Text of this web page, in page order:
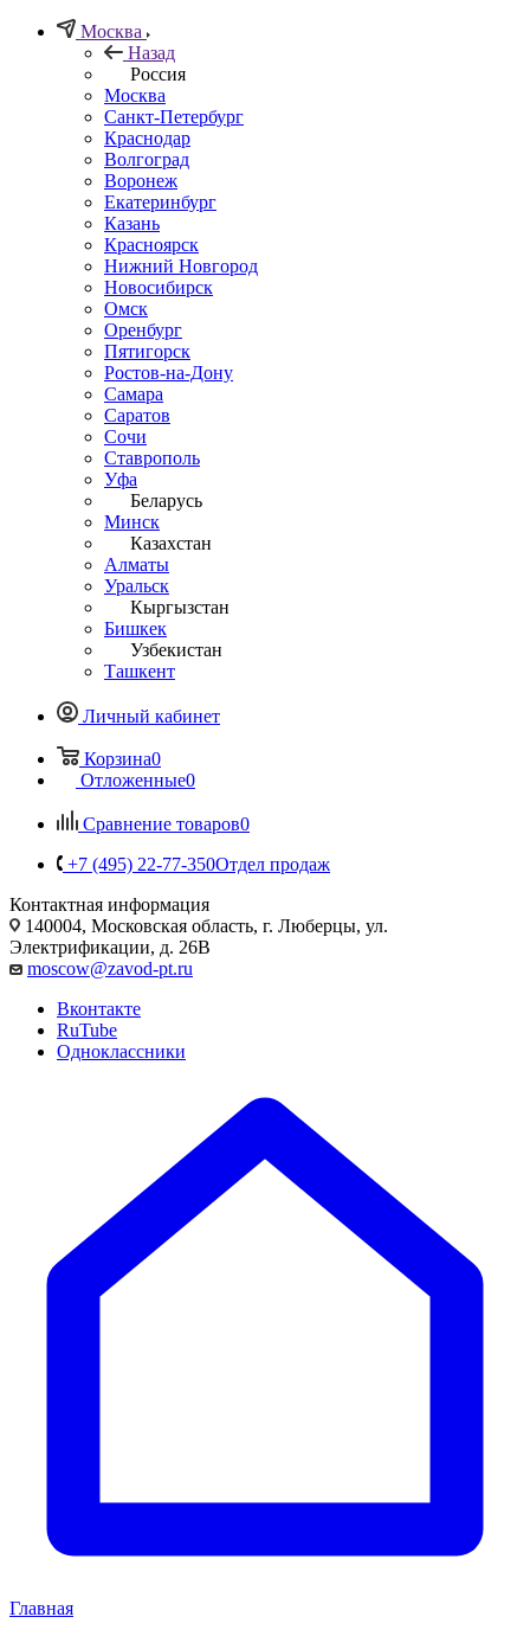
Москва
Назад
Россия
Москва
Санкт-Петербург
Краснодар
Волгоград
Воронеж
Екатеринбург
Казань
Красноярск
Нижний Новгород
Новосибирск
Омск
Оренбург
Пятигорск
Ростов-на-Дону
Самара
Саратов
Сочи
Ставрополь
Уфа
Беларусь
Минск
Казахстан
Алматы
Уральск
Кыргызстан
Бишкек
Узбекистан
Ташкент
Личный кабинет
Корзина0
Отложенные0
Сравнение товаров0
+7 (495) 22-77-350Отдел продаж
Контактная информация
140004, Московская область, г. Люберцы, ул.
Электрификации, д. 26В
moscow@zavod-pt.ru
Вконтакте
RuTube
Одноклассники
Главная